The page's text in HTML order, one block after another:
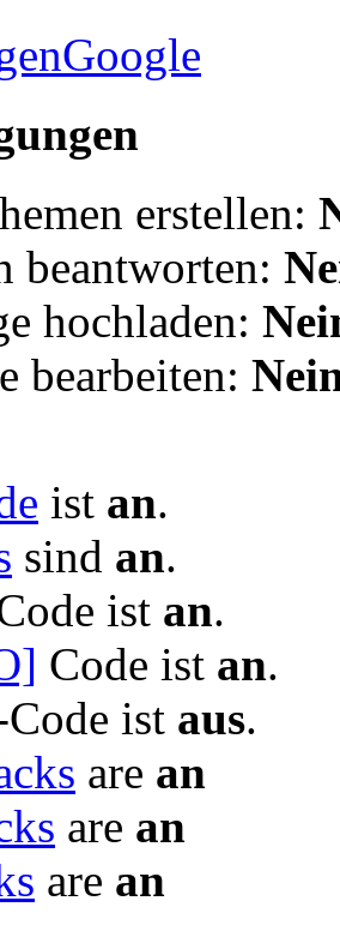
Google
erstellen:
beantworten:
hochladen:
bearbeiten:
ist an.
sind an.
ist an.
Code ist an.
ist aus.
are an
are an
are an